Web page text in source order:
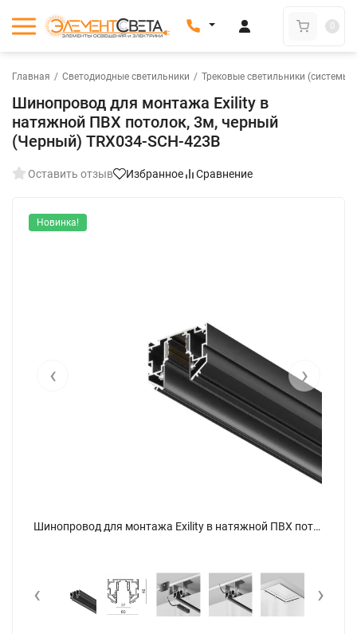
0
Главная / Светодиодные светильники / Трековые светильники (системы)
Шинопровод для монтажа Exility в
натяжной ПВХ потолок, 3м, черный
(Черный) TRX034-SCH-423B
Оставить отзыв Избранное Сравнение
Новинка!
Шинопровод для монтажа Exility в натяжной ПВХ потолок, 3м, черный (Черный) TRX034-SCH-423B - фото
‹ ›
‹ ›